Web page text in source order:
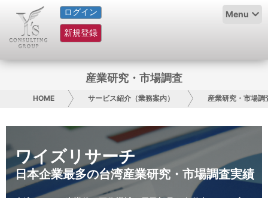
ログイン
新規登録
Menu
HOME
サービス紹介
グループ概要
採用情報
お問い合わせ
日本人にPR
産業研究・市場調査
HOME サービス紹介（業務案内） 産業研究・市場調
ワイズリサーチ
日本企業最多の台湾産業研究・市場調査実績